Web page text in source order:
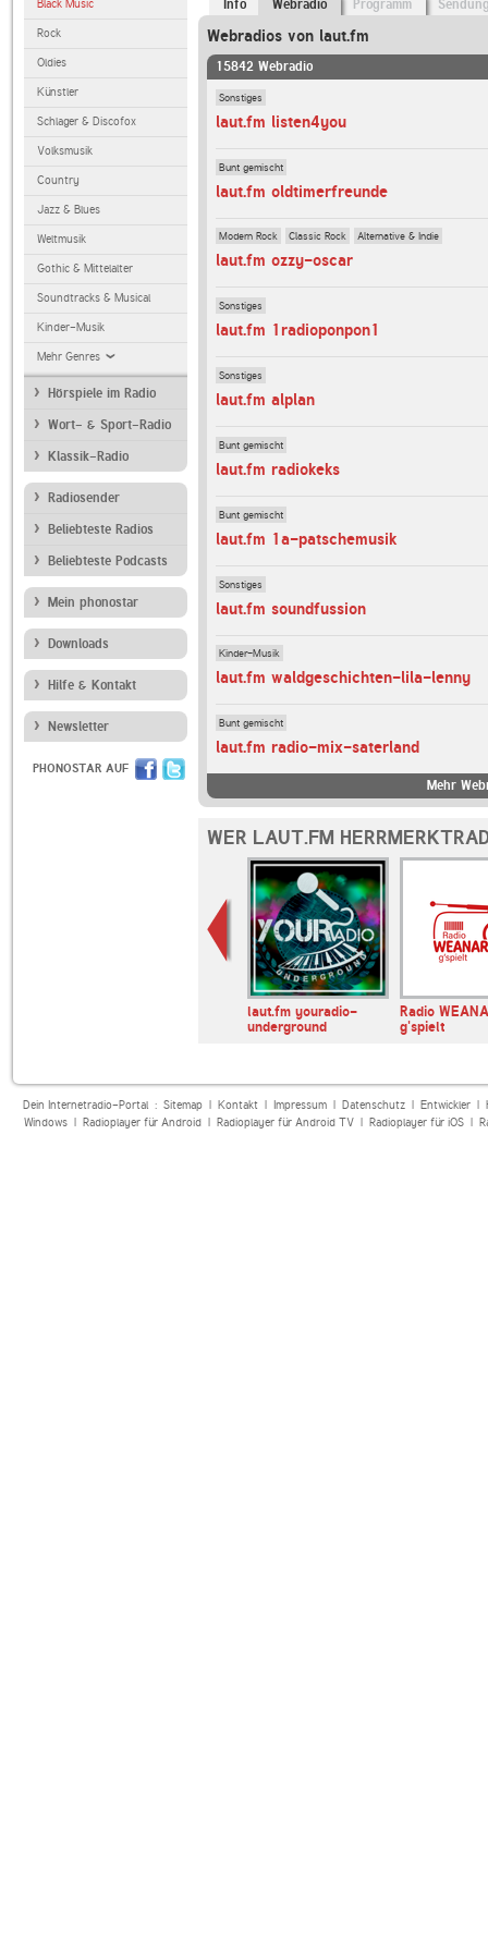
Black Music
Rock
Oldies
Künstler
Schlager & Discofox
Volksmusik
Country
Jazz & Blues
Weltmusik
Gothic & Mittelalter
Soundtracks & Musical
Kinder-Musik
Mehr Genres
Hörspiele im Radio
Wort- & Sport-Radio
Klassik-Radio
Radiosender
Beliebteste Radios
Beliebteste Podcasts
Mein phonostar
Downloads
Hilfe & Kontakt
Newsletter
PHONOSTAR AUF
Info Webradio Programm
Webradios von laut.fm
15842 Webradio
Sonstiges
laut.fm listen4you
Bunt gemischt
laut.fm oldtimerfreunde
Modern Rock Classic Rock Alternative & Indie
laut.fm ozzy-oscar
Sonstiges
laut.fm 1radioponpon1
Sonstiges
laut.fm alplan
Bunt gemischt
laut.fm radiokeks
Bunt gemischt
laut.fm 1a-patschemusik
Sonstiges
laut.fm soundfussion
Kinder-Musik
laut.fm waldgeschichten-lila-lenny
Bunt gemischt
laut.fm radio-mix-saterland
Mehr
WER LAUT.FM
laut.fm youradio-
underground
Radio
g'spielt
Dein Internetradio-Portal : Sitemap| Kontakt| Impressum| Datenschutz| Entwickler|
Windows| Radioplayer für Android| Radioplayer für Android TV| Radioplayer für iOS|